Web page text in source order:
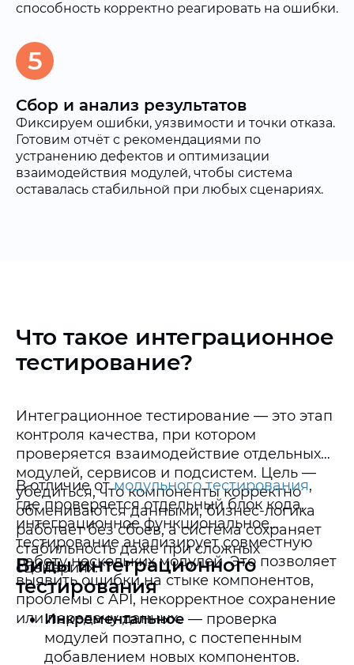
способность корректно реагировать на ошибки.
5
Сбор и анализ результатов
Фиксируем ошибки, уязвимости и точки отказа.
Готовим отчёт с рекомендациями по
устранению дефектов и оптимизации
взаимодействия модулей, чтобы система
оставалась стабильной при любых сценариях.
Что такое интеграционное
тестирование?
Интеграционное тестирование — это этап
контроля качества, при котором
проверяется взаимодействие отдельных
модулей, сервисов и подсистем. Цель —
убедиться, что компоненты корректно
обмениваются данными, бизнес-логика
работает без сбоев, а система сохраняет
стабильность даже при сложных
сценариях.
В отличие отмодульного тестирования,
где проверяется отдельный блок кода,
интеграционное функциональное
тестирование анализирует совместную
работу нескольких модулей. Это позволяет
выявить ошибки на стыке компонентов,
проблемы с API, некорректное сохранение
или передачу данных.
Виды интеграционного
тестирования
Инкрементальное — проверка
модулей поэтапно, с постепенным
добавлением новых компонентов.